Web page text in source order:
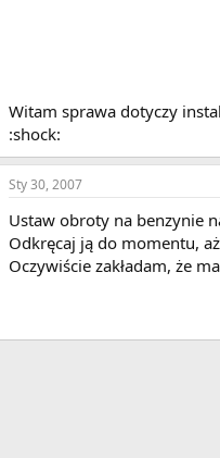
Witam sprawa dotyczy
:shock:
Sty 30, 2007
Ustaw obroty na benzynie
Odkręcaj ją do momentu,
Oczywiście zakładam, że